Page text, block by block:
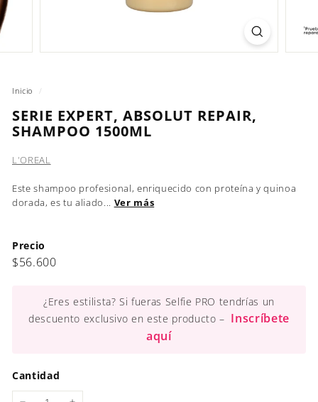
Inicio /
SERIE EXPERT, ABSOLUT REPAIR,
SHAMPOO 1500ML
L'OREAL
Este shampoo profesional, enriquecido con proteína y quinoa
dorada, es tu aliado... Ver más
Precio
Precio
$56.600$56.600
¿Eres estilista? Si fueras Selfie PRO tendrías un
descuento exclusivo en este producto – Inscríbete
aquí
Cantidad